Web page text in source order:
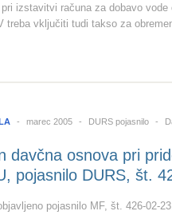
izstavitvi računa za dobavo
treba vključiti tudi takso za
marec 2005 DURS pojasnilo
davčna osnova pri
pojasnilo DURS, št.
pojasnilo MF, št. 426-02-